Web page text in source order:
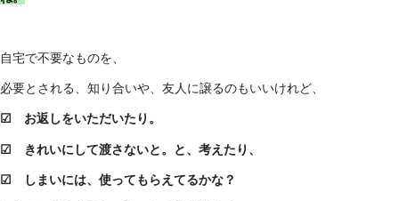
自宅で不要なものを、
必要とされる、知り合いや、友人に譲るのもいいけれど、
☑ お返しをいただいたり。
☑ きれいにして渡さないと。と、考えたり、
☑ しまいには、使ってもらえてるかな？